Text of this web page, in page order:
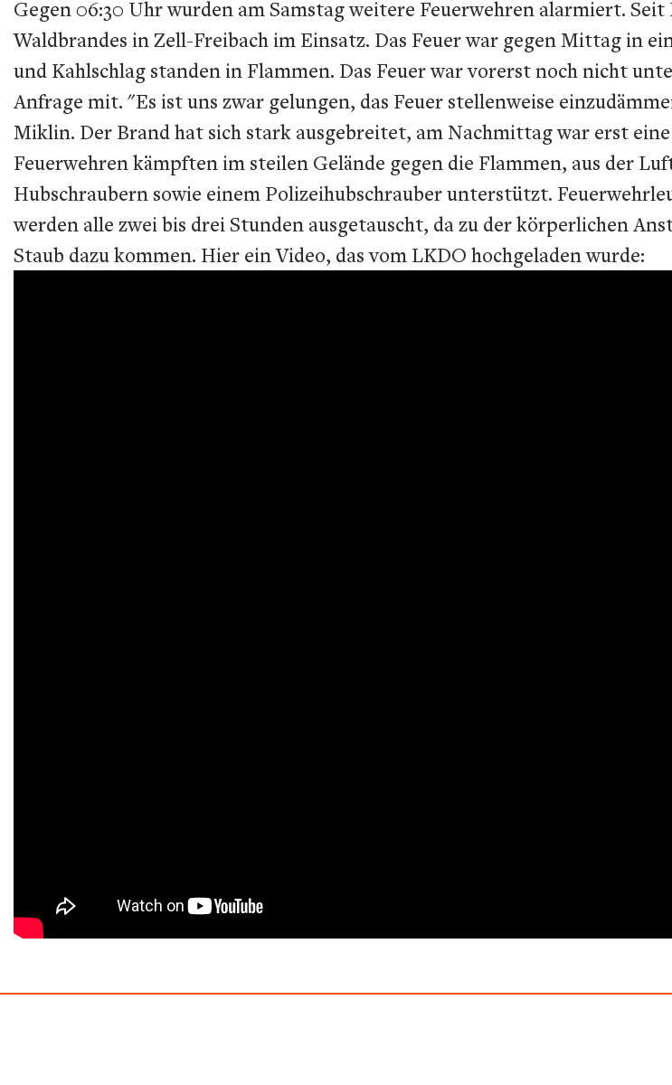
Gegen 06:30 Uhr wurden am Samstag weitere Feuerwehren alarmiert.
Waldbrandes in Zell-Freibach im Einsatz. Das Feuer war gegen Mittag in
und Kahlschlag standen in Flammen. Das Feuer war vorerst noch nicht
Anfrage mit. "Es ist uns zwar gelungen, das Feuer stellenweise
Miklin. Der Brand hat sich stark ausgebreitet, am Nachmittag war erst
Feuerwehren kämpften im steilen Gelände gegen die Flammen, aus der
Hubschraubern sowie einem Polizeihubschrauber unterstützt.
werden alle zwei bis drei Stunden ausgetauscht, da zu der körperlichen
Staub dazu kommen. Hier ein Video, das vom LKDO hochgeladen wurde: